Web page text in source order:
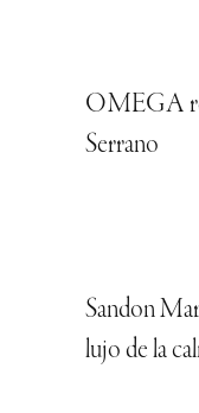
OMEGA
Serrano
Sandon
lujo de la